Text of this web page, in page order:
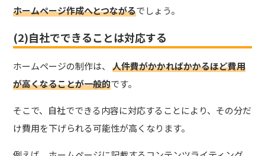
ホームページ作成へとつながるでしょう。
(2)自社でできることは対応する
ホームページの制作は、人件費がかかればかかるほど費用
が高くなることが一般的です。
そこで、自社でできる内容に対応することにより、その分だ
け費用を下げられる可能性が高くなります。